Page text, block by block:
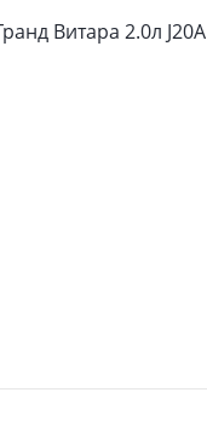
Витара 2.0л J20A